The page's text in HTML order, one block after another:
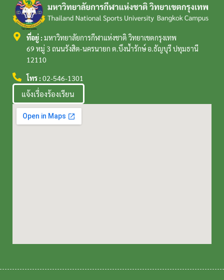
ที่อยู่ : มหาวิทยาลัยการกีฬาแห่งชาติ วิทยาเขตกรุงเทพ
69 หมู่ 3 ถนนรังสิต-นครนายก ต.บึงน้ำรักษ์ อ.ธัญบุรี ปทุมธานี
12110
โทร : 02-546-1301
แจ้งเรื่องร้องเรียน